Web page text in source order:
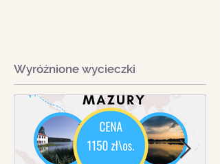
Wyróżnione wycieczki